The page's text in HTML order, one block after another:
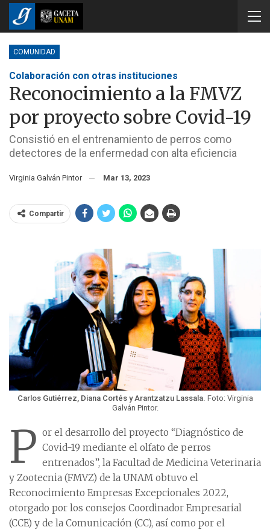
COMUNIDAD
Colaboración con otras instituciones
Reconocimiento a la FMVZ
por proyecto sobre Covid-19
Consistió en el entrenamiento de perros como
detectores de la enfermedad con alta eficiencia
Virginia Galván Pintor Mar 13, 2023
Compartir
Carlos Gutiérrez, Diana Cortés y Arantzatzu Lassala. Foto: Virginia
Galván Pintor.
P or el desarrollo del proyecto “Diagnóstico de
Covid-19 mediante el olfato de perros
entrenados”, la Facultad de Medicina Veterinaria
y Zootecnia (FMVZ) de la UNAM obtuvo el
Reconocimiento Empresas Excepcionales 2022,
otorgado por los consejos Coordinador Empresarial
(CCE) y de la Comunicación (CC), así como por el